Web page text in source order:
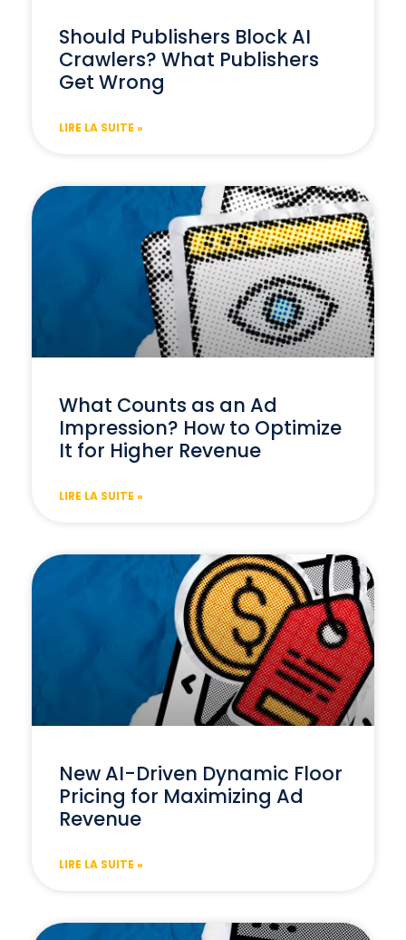
Should Publishers Block AI
Crawlers? What Publishers
Get Wrong
LIRE LA SUITE »
What Counts as an Ad
Impression? How to Optimize
It for Higher Revenue
LIRE LA SUITE »
New AI-Driven Dynamic Floor
Pricing for Maximizing Ad
Revenue
LIRE LA SUITE »